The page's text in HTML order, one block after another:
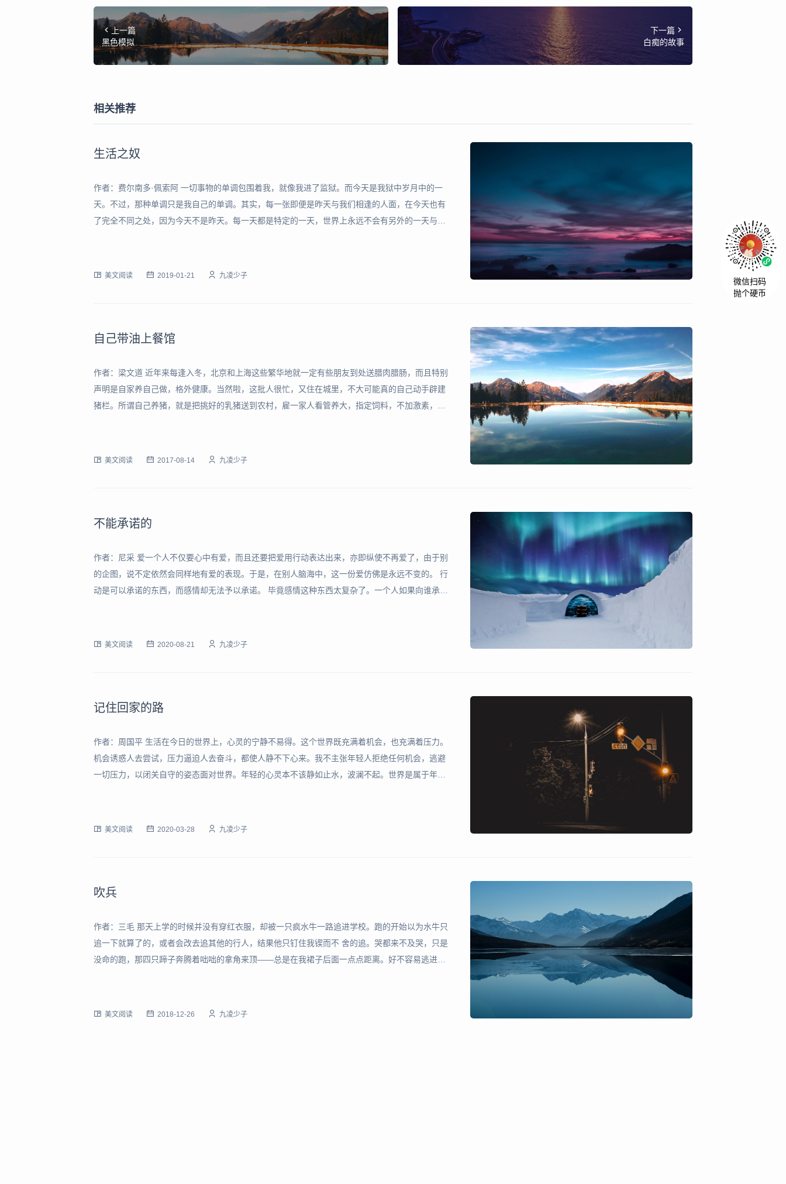
上一篇
黑色模拟
下一篇
白痴的故事
相关推荐
生活之奴
作者：费尔南多·佩索阿 一切事物的单调包围着我，就像我进了监狱。而今天是我狱中岁月中的一
天。不过，那种单调只是我自己的单调。其实，每一张即便是昨天与我们相逢的人面，在今天也有
了完全不同之处，因为今天不是昨天。每一天都是特定的一天，世界上永远不会有另外的一天与之
美文阅读 2019-01-21 九凌少子
自己带油上餐馆
作者：梁文道 近年来每逢入冬，北京和上海这些繁华地就一定有些朋友到处送腊肉腊肠，而且特别
声明是自家养自己做，格外健康。当然啦，这批人很忙，又住在城里，不大可能真的自己动手辟建
猪栏。所谓自己养猪，就是把挑好的乳猪送到农村，雇一家人看管养大，指定饲料，不加激素，到
美文阅读 2017-08-14 九凌少子
不能承诺的
作者：尼采 爱一个人不仅要心中有爱，而且还要把爱用行动表达出来，亦即纵使不再爱了，由于别
的企图，说不定依然会同样地有爱的表现。于是，在别人脑海中，这一份爱仿佛是永远不变的。 行
动是可以承诺的东西，而感情却无法予以承诺。 毕竟感情这种东西太复杂了。一个人如果向谁承诺
美文阅读 2020-08-21 九凌少子
记住回家的路
作者：周国平 生活在今日的世界上，心灵的宁静不易得。这个世界既充满着机会，也充满着压力。
机会诱惑人去尝试，压力逼迫人去奋斗，都使人静不下心来。我不主张年轻人拒绝任何机会，逃避
一切压力，以闭关自守的姿态面对世界。年轻的心灵本不该静如止水，波澜不起。世界是属于年轻
美文阅读 2020-03-28 九凌少子
吹兵
作者：三毛 那天上学的时候并没有穿红衣服，却被一只疯水牛一路追进学校。跑的开始以为水牛只
追一下就算了的，或者会改去追其他的行人，结果他只钉住我锲而不 舍的追。哭都来不及哭，只是
没命的跑，那四只蹄子奔腾着咄咄的拿角来顶——总是在我裙子后面一点点距离。好不容易逃进了
美文阅读 2018-12-26 九凌少子
微信扫码
抛个硬币